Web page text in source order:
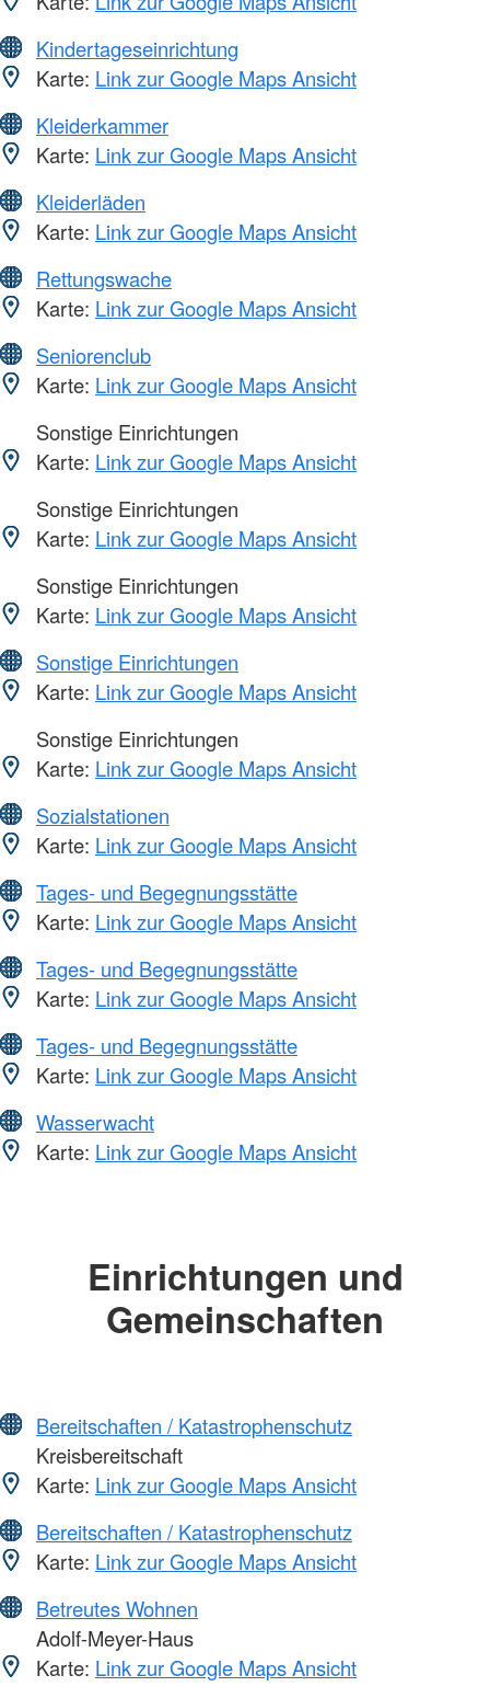
Kindertageseinrichtung
Karte: Link zur Google Maps Ansicht
Kleiderkammer
Karte: Link zur Google Maps Ansicht
Kleiderläden
Karte: Link zur Google Maps Ansicht
Rettungswache
Karte: Link zur Google Maps Ansicht
Seniorenclub
Karte: Link zur Google Maps Ansicht
Sonstige Einrichtungen
Karte: Link zur Google Maps Ansicht
Sonstige Einrichtungen
Karte: Link zur Google Maps Ansicht
Sonstige Einrichtungen
Karte: Link zur Google Maps Ansicht
Sonstige Einrichtungen
Karte: Link zur Google Maps Ansicht
Sonstige Einrichtungen
Karte: Link zur Google Maps Ansicht
Sozialstationen
Karte: Link zur Google Maps Ansicht
Tages- und Begegnungsstätte
Karte: Link zur Google Maps Ansicht
Tages- und Begegnungsstätte
Karte: Link zur Google Maps Ansicht
Tages- und Begegnungsstätte
Karte: Link zur Google Maps Ansicht
Wasserwacht
Karte: Link zur Google Maps Ansicht
Einrichtungen und
Gemeinschaften
Bereitschaften / Katastrophenschutz
Kreisbereitschaft
Karte: Link zur Google Maps Ansicht
Bereitschaften / Katastrophenschutz
Karte: Link zur Google Maps Ansicht
Betreutes Wohnen
Adolf-Meyer-Haus
Karte: Link zur Google Maps Ansicht